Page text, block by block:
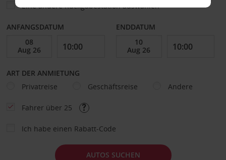
Eine andere Rückgabestation auswählen
ANFANGSDATUM ENDDATUM
ART DER ANMIETUNG
Privatreise
Geschäftsreise Andere
Fahrer über 25
Ich habe einen Rabatt-Code
AUTOS SUCHEN